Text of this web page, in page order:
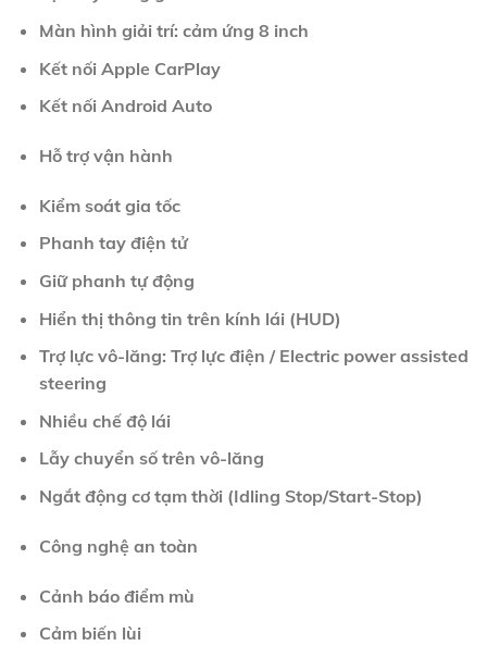
Màn hình giải trí: cảm ứng 8 inch
Kết nối Apple CarPlay
Kết nối Android Auto
Hỗ trợ vận hành
Kiểm soát gia tốc
Phanh tay điện tử
Giữ phanh tự động
Hiển thị thông tin trên kính lái (HUD)
Trợ lực vô-lăng: Trợ lực điện / Electric power assisted
steering
Nhiều chế độ lái
Lẫy chuyển số trên vô-lăng
Ngắt động cơ tạm thời (Idling Stop/Start-Stop)
Công nghệ an toàn
Cảnh báo điểm mù
Cảm biến lùi